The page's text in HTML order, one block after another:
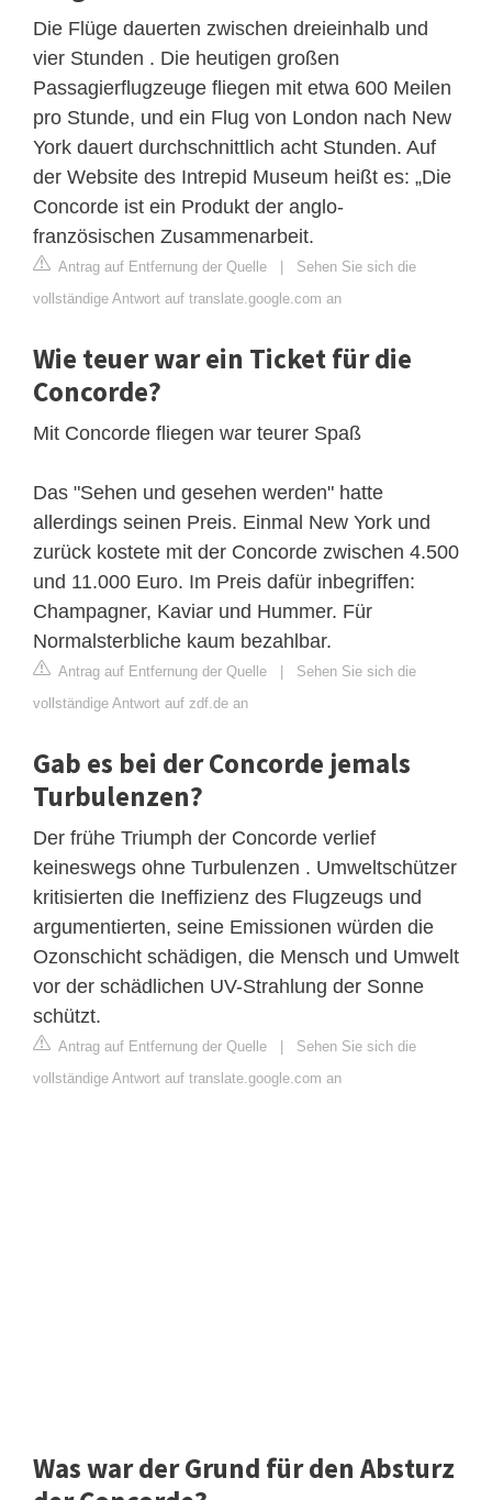
Die Flüge dauerten zwischen dreieinhalb und
vier Stunden . Die heutigen großen
Passagierflugzeuge fliegen mit etwa 600 Meilen
pro Stunde, und ein Flug von London nach New
York dauert durchschnittlich acht Stunden. Auf
der Website des Intrepid Museum heißt es: „Die
Concorde ist ein Produkt der anglo-
französischen Zusammenarbeit.
Antrag auf Entfernung der Quelle | Sehen Sie sich die
vollständige Antwort auf translate.google.com an
Wie teuer war ein Ticket für die
Concorde?
Mit Concorde fliegen war teurer Spaß
Das "Sehen und gesehen werden" hatte
allerdings seinen Preis. Einmal New York und
zurück kostete mit der Concorde zwischen 4.500
und 11.000 Euro. Im Preis dafür inbegriffen:
Champagner, Kaviar und Hummer. Für
Normalsterbliche kaum bezahlbar.
Antrag auf Entfernung der Quelle | Sehen Sie sich die
vollständige Antwort auf zdf.de an
Gab es bei der Concorde jemals
Turbulenzen?
Der frühe Triumph der Concorde verlief
keineswegs ohne Turbulenzen . Umweltschützer
kritisierten die Ineffizienz des Flugzeugs und
argumentierten, seine Emissionen würden die
Ozonschicht schädigen, die Mensch und Umwelt
vor der schädlichen UV-Strahlung der Sonne
schützt.
Antrag auf Entfernung der Quelle | Sehen Sie sich die
vollständige Antwort auf translate.google.com an
Was war der Grund für den Absturz